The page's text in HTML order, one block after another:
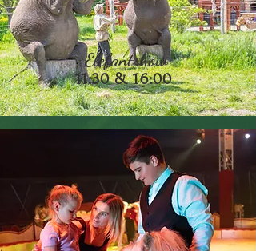
Elefantshow
11:30 & 16:00